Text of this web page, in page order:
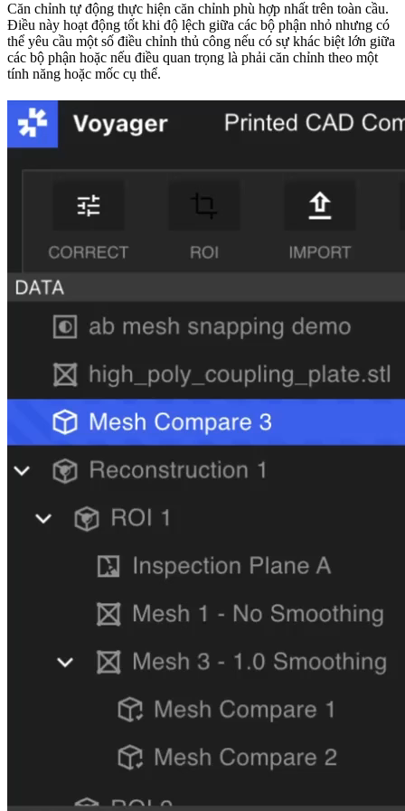
Căn chỉnh tự động thực hiện căn chỉnh phù hợp nhất trên toàn cầu.
Điều này hoạt động tốt khi độ lệch giữa các bộ phận nhỏ nhưng có
thể yêu cầu một số điều chỉnh thủ công nếu có sự khác biệt lớn giữa
các bộ phận hoặc nếu điều quan trọng là phải căn chỉnh theo một
tính năng hoặc mốc cụ thể.